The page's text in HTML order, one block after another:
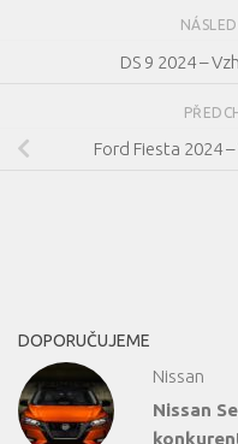
DS 9 2024 –
Ford Fiesta 2024
DOPORUČUJEME
Nissan
Nissan